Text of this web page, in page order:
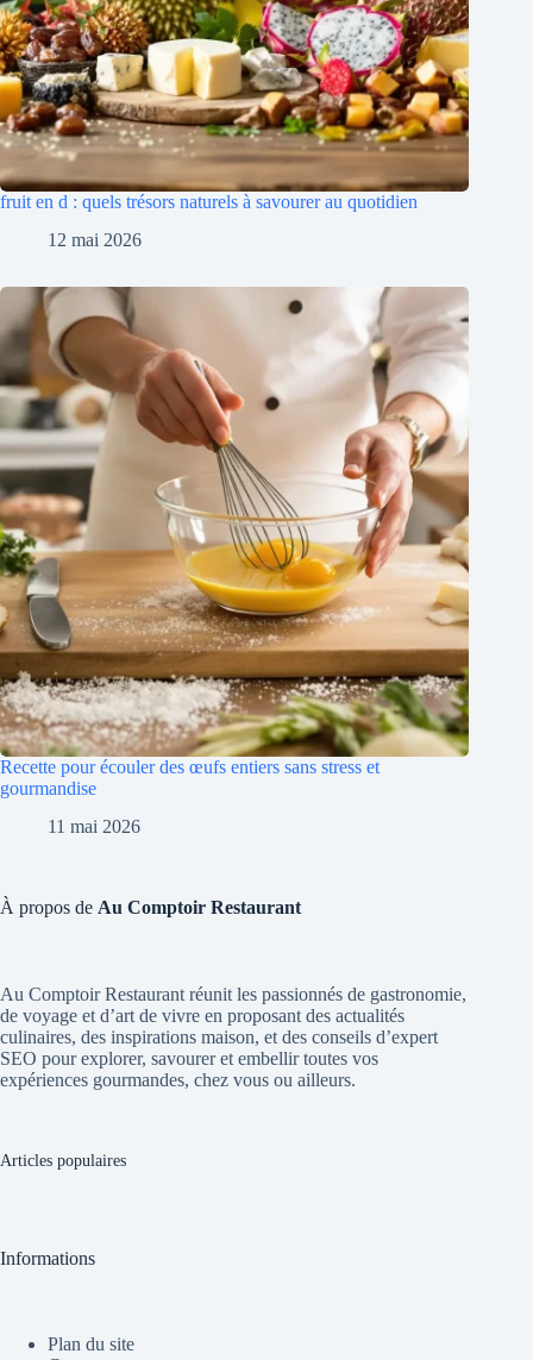
fruit en d : quels trésors naturels à savourer au quotidien
12 mai 2026
Recette pour écouler des œufs entiers sans stress et
gourmandise
11 mai 2026
À propos de Au Comptoir Restaurant
Au Comptoir Restaurant réunit les passionnés de gastronomie,
de voyage et d’art de vivre en proposant des actualités
culinaires, des inspirations maison, et des conseils d’expert
SEO pour explorer, savourer et embellir toutes vos
expériences gourmandes, chez vous ou ailleurs.
Articles populaires
Informations
Plan du site